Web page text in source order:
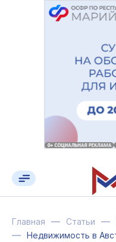
Главная Статьи
Недвижимость в